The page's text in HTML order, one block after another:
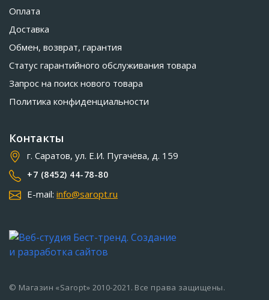
Оплата
Доставка
Обмен, возврат, гарантия
Статус гарантийного обслуживания товара
Запрос на поиск нового товара
Политика конфиденциальности
Контакты
г. Саратов, ул. Е.И. Пугачёва, д. 159
+7 (8452) 44-78-80
E-mail: info@saropt.ru
© Магазин «Saropt» 2010-2021. Все права защищены.